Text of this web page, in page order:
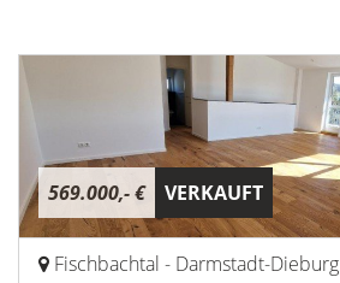
569.000,- € VERKAUFT
Fischbachtal - Darmstadt-Dieburg